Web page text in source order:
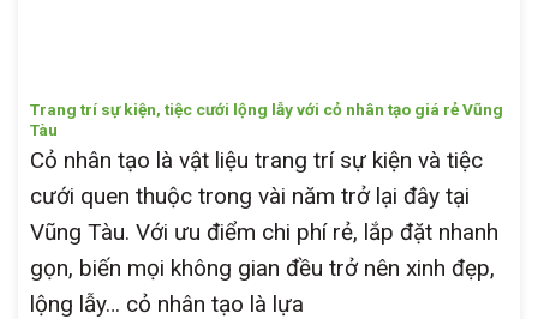
Trang trí sự kiện, tiệc cưới lộng lẫy với cỏ nhân tạo giá rẻ Vũng
Tàu
Cỏ nhân tạo là vật liệu trang trí sự kiện và tiệc
cưới quen thuộc trong vài năm trở lại đây tại
Vũng Tàu. Với ưu điểm chi phí rẻ, lắp đặt nhanh
gọn, biến mọi không gian đều trở nên xinh đẹp,
lộng lẫy… cỏ nhân tạo là lựa